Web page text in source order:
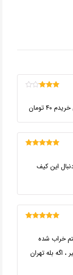
تومان
این کیف
خراب شده
اگه بله تهران